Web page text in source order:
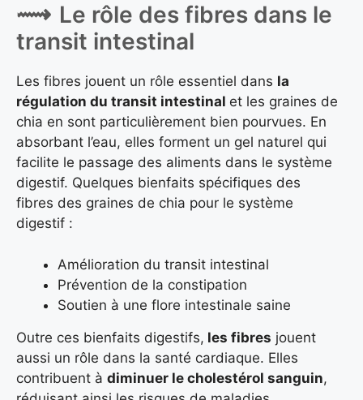
Le rôle des fibres dans le
transit intestinal
Les fibres jouent un rôle essentiel dans la
régulation du transit intestinal et les graines de
chia en sont particulièrement bien pourvues. En
absorbant l’eau, elles forment un gel naturel qui
facilite le passage des aliments dans le système
digestif. Quelques bienfaits spécifiques des
fibres des graines de chia pour le système
digestif :
Amélioration du transit intestinal
Prévention de la constipation
Soutien à une flore intestinale saine
Outre ces bienfaits digestifs, les fibres jouent
aussi un rôle dans la santé cardiaque. Elles
contribuent à diminuer le cholestérol sanguin,